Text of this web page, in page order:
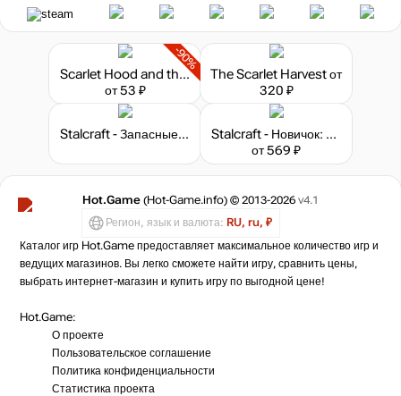
-90%
Scarlet Hood and the Wicked Wood
от 53 ₽
The Scarlet Harvestот
320 ₽
Stalcraft - Запасные детали
Stalcraft - Новичок: Исследователь (перс.)
от 569 ₽
Hot.Game (Hot-Game.info) © 2013-2026 v4.1
Регион, язык и валюта: RU, ru, ₽
Каталог игр Hot.Game предоставляет максимальное количество игр и
ведущих магазинов. Вы легко сможете найти игру, сравнить цены,
выбрать интернет-магазин и купить игру по выгодной цене!
Hot.Game:
О проекте
Пользовательское соглашение
Политика конфиденциальности
Статистика проекта